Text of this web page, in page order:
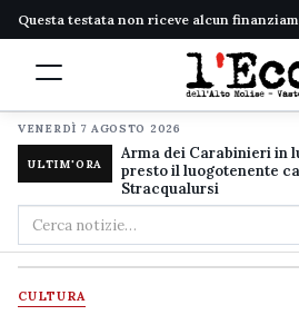
Questa testata non riceve alcun
VENERDÌ 7 AGOSTO 2026
ULTIM'ORA
Arma dei Carabinieri in
presto il luogotenente
Stracqualursi
Cerca
nel
sito
CULTURA